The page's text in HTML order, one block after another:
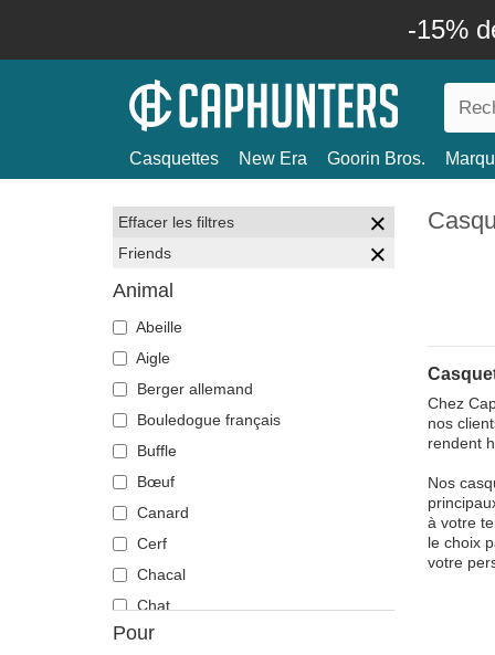
-15%
Casquettes New Era Goorin Bros.
Effacer les filtres
Friends
Animal
Abeille
Aigle
Berger allemand
Bouledogue français
Buffle
Bœuf
Canard
Cerf
Chacal
Chat
Cheval
Pour
Chez
nos
rendent
Nos
à votre
le choix
votre